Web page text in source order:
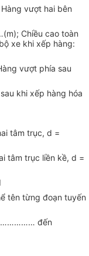
vượt hai bên
Chiều cao toàn
xe khi xếp hàng:
vượt phía sau
khi xếp hàng hóa
tâm trục, d =
tâm trục liền kề, d =
tên từng đoạn tuyến
đến